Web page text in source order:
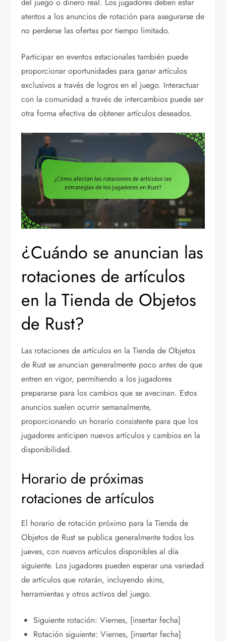
atentos a los anuncios de rotación para asegurarse de
no perderse las ofertas por tiempo limitado.
Participar en eventos estacionales también puede
proporcionar oportunidades para ganar artículos
exclusivos a través de logros en el juego. Interactuar
con la comunidad a través de intercambios puede ser
otra forma efectiva de obtener artículos deseados.
¿Cuándo se anuncian las
rotaciones de artículos
en la Tienda de Objetos
de Rust?
Las rotaciones de artículos en la Tienda de Objetos
de Rust se anuncian generalmente poco antes de que
entren en vigor, permitiendo a los jugadores
prepararse para los cambios que se avecinan. Estos
anuncios suelen ocurrir semanalmente,
proporcionando un horario consistente para que los
jugadores anticipen nuevos artículos y cambios en la
disponibilidad.
Horario de próximas
rotaciones de artículos
El horario de rotación próximo para la Tienda de
Objetos de Rust se publica generalmente todos los
jueves, con nuevos artículos disponibles al día
siguiente. Los jugadores pueden esperar una variedad
de artículos que rotarán, incluyendo skins,
herramientas y otros activos del juego.
Siguiente rotación: Viernes, [insertar fecha]
Rotación siguiente: Viernes, [insertar fecha]